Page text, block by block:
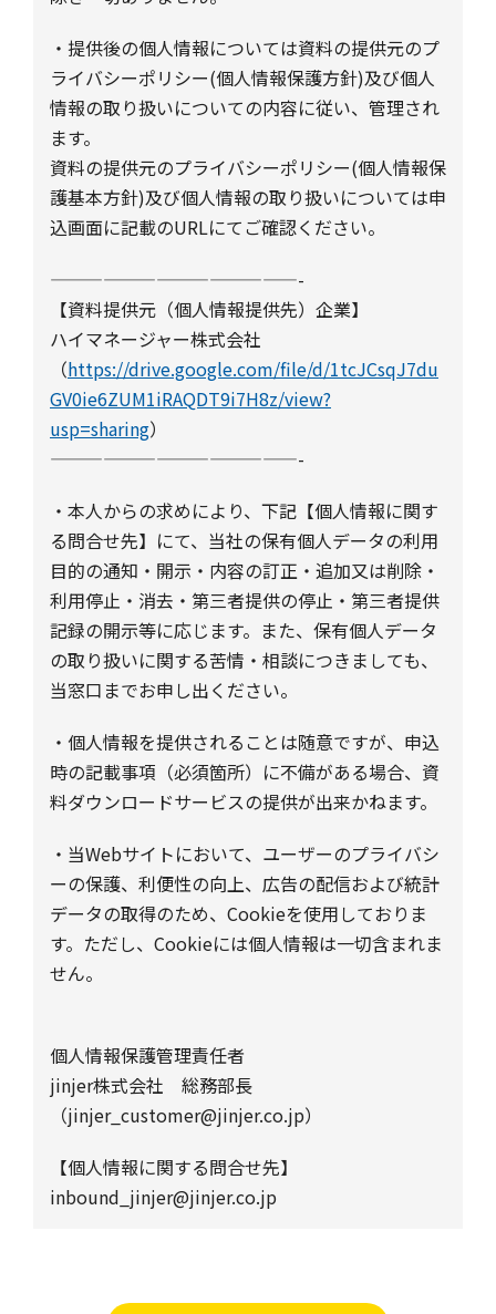
・提供後の個人情報については資料の提供元のプ
ライバシーポリシー(個人情報保護方針)及び個人
情報の取り扱いについての内容に従い、管理され
ます。
資料の提供元のプライバシーポリシー(個人情報保
護基本方針)及び個人情報の取り扱いについては申
込画面に記載のURLにてご確認ください。
——————————————-
【資料提供元（個人情報提供先）企業】
ハイマネージャー株式会社
（https://drive.google.com/file/d/1tcJCsqJ7du
GV0ie6ZUM1iRAQDT9i7H8z/view?
usp=sharing）
——————————————-
・本人からの求めにより、下記【個人情報に関す
る問合せ先】にて、当社の保有個人データの利用
目的の通知・開示・内容の訂正・追加又は削除・
利用停止・消去・第三者提供の停止・第三者提供
記録の開示等に応じます。また、保有個人データ
の取り扱いに関する苦情・相談につきましても、
当窓口までお申し出ください。
・個人情報を提供されることは随意ですが、申込
時の記載事項（必須箇所）に不備がある場合、資
料ダウンロードサービスの提供が出来かねます。
・当Webサイトにおいて、ユーザーのプライバシ
ーの保護、利便性の向上、広告の配信および統計
データの取得のため、Cookieを使用しておりま
す。ただし、Cookieには個人情報は一切含まれま
せん。
個人情報保護管理責任者
jinjer株式会社 総務部長
（jinjer_customer@jinjer.co.jp）
【個人情報に関する問合せ先】
inbound_jinjer@jinjer.co.jp